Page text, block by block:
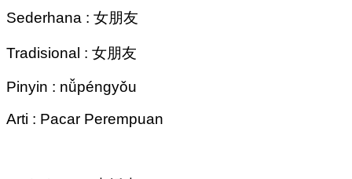
Sederhana : 女朋友
Tradisional : 女朋友
Pinyin : nǚpéngyǒu
Arti : Pacar Perempuan